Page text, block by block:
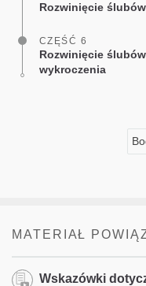
Rozwinięcie
CZĘŚĆ 6
Rozwinięcie
wykroczenia
MATERIAŁ
Wskazówki